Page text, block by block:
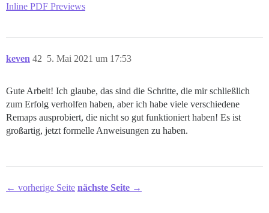
Inline PDF Previews
keven 5. Mai 2021 um 17:53
42
Gute Arbeit! Ich glaube, das sind die Schritte, die mir schließlich
zum Erfolg verholfen haben, aber ich habe viele verschiedene
Remaps ausprobiert, die nicht so gut funktioniert haben! Es ist
großartig, jetzt formelle Anweisungen zu haben.
← vorherige Seite nächste Seite →